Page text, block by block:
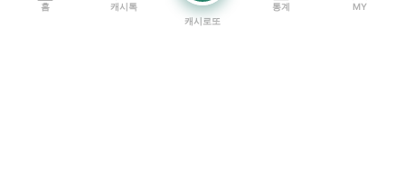
홈 캐시톡
캐시로또
통계 MY